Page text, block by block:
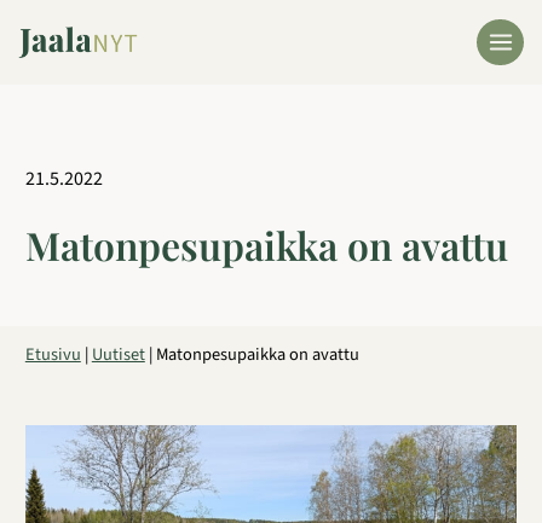
sisältöön
21.5.2022
Matonpesupaikka on avattu
Etusivu|Uutiset|Matonpesupaikka on avattu